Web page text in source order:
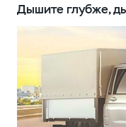
Дышите глубже,